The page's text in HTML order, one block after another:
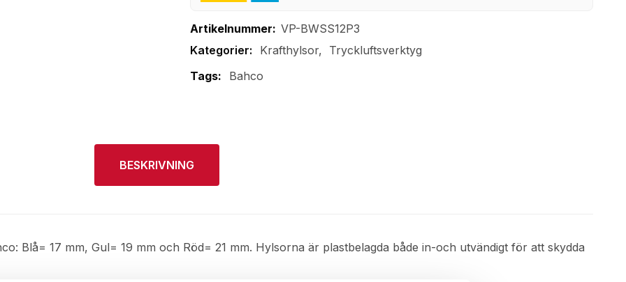
Artikelnummer: VP-BWSS12P3
Krafthylsor
Tryckluftsverktyg
Tags:
Bahco
BESKRIVNING
Blå= 17 mm, Gul= 19 mm och Röd= 21 mm. Hylsorna är plastbelagda både in-och utvändigt för att skydda